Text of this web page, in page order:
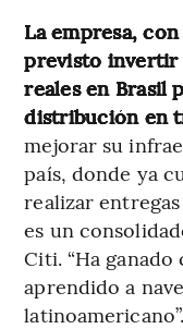
La empresa,
previsto invertir
reales en Brasil
distribución en
mejorar su
país, donde ya
realizar
es un
Citi. “Ha
aprendido a
latinoamericano”.